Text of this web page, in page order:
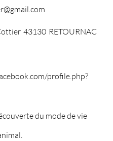
43130 RETOURNAC
profile.php?
du mode de vie